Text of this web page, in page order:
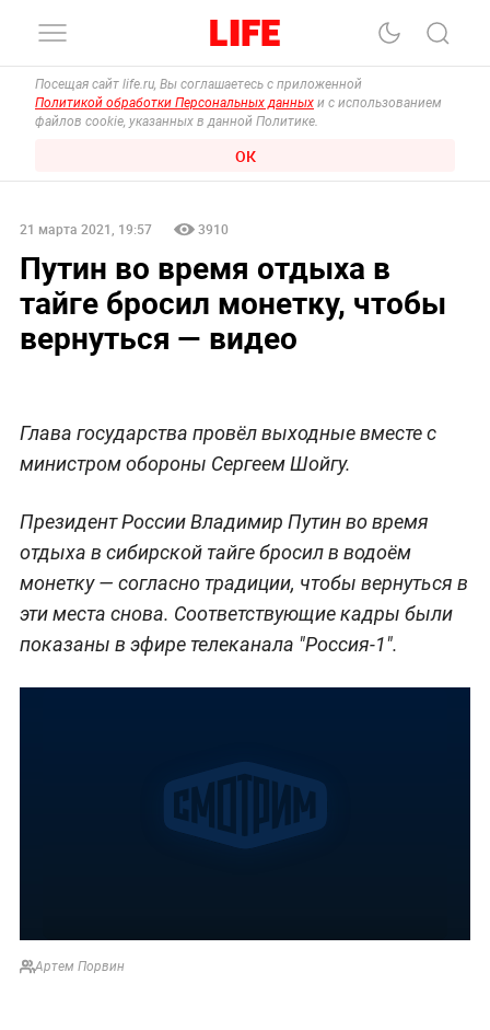
Посещая сайт life.ru, Вы соглашаетесь с приложенной
Политикой обработки Персональных данных и с использованием
файлов cookie, указанных в данной Политике.
ОК
21 марта 2021, 19:57 3910
Путин во время отдыха в
тайге бросил монетку, чтобы
вернуться — видео
Глава государства провёл выходные вместе с
министром обороны Сергеем Шойгу.
Президент России Владимир Путин во время
отдыха в сибирской тайге бросил в водоём
монетку — согласно традиции, чтобы вернуться в
эти места снова. Соответствующие кадры были
показаны в эфире телеканала "Россия-1".
Артем Порвин